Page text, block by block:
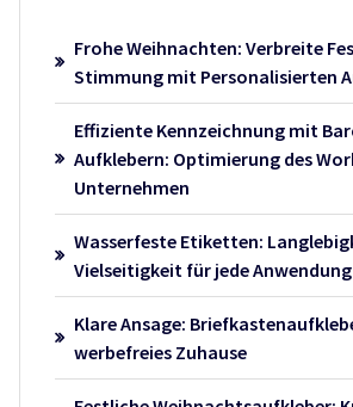
Frohe Weihnachten: Verbreite
Stimmung mit Personalisierten
Effiziente Kennzeichnung mit
Aufklebern: Optimierung des
Unternehmen
Wasserfeste Etiketten:
Vielseitigkeit für jede Anwendung
Klare Ansage:
werbefreies Zuhause